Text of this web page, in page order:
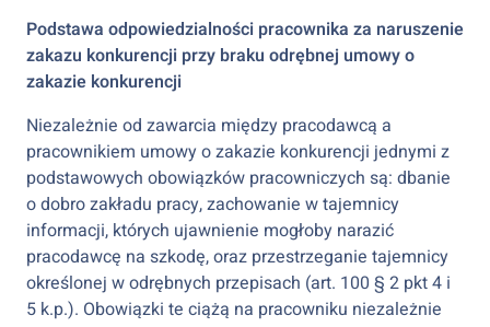
Podstawa odpowiedzialności pracownika za naruszenie
zakazu konkurencji przy braku odrębnej umowy o
zakazie konkurencji
Niezależnie od zawarcia między pracodawcą a
pracownikiem umowy o zakazie konkurencji jednymi z
podstawowych obowiązków pracowniczych są: dbanie
o dobro zakładu pracy, zachowanie w tajemnicy
informacji, których ujawnienie mogłoby narazić
pracodawcę na szkodę, oraz przestrzeganie tajemnicy
określonej w odrębnych przepisach (art. 100 § 2 pkt 4 i
5 k.p.). Obowiązki te ciążą na pracowniku niezależnie